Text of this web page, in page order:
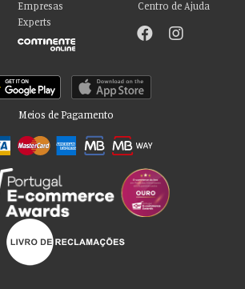
Empresas
Experts
Centro de Ajuda
Meios de Pagamento
as nossas deliciosas